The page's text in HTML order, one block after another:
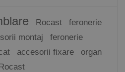
Rocast
feronerie
montaj
feronerie
accesorii fixare
organ